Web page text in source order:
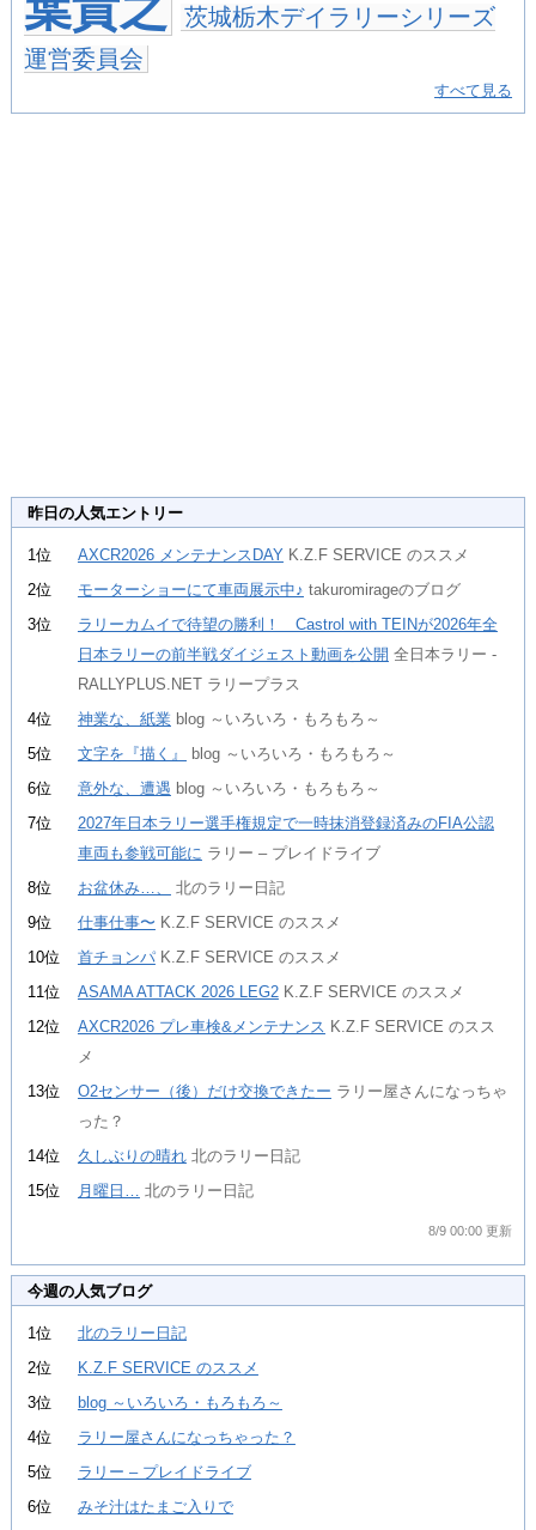
茨城栃木デイラリーシリーズ
運営委員会
すべて見る
昨日の人気エントリー
1位 AXCR2026 メンテナンスDAY K.Z.F SERVICE のススメ
2位
モーターショーにて車両展示中♪ takuromirageのブログ
3位
ラリーカムイで待望の勝利！ Castrol with TEINが2026年全
日本ラリーの前半戦ダイジェスト動画を公開 全日本ラリー -
RALLYPLUS.NET ラリープラス
4位
神業な、紙業 blog ～いろいろ・もろもろ～
5位
文字を『描く』
blog ～いろいろ・もろもろ～
6位
意外な、遭遇 blog ～いろいろ・もろもろ～
7位
2027年日本ラリー選手権規定で一時抹消登録済みのFIA公認
車両も参戦可能に ラリー – プレイドライブ
8位
お盆休み…、
北のラリー日記
9位
仕事仕事〜 K.Z.F SERVICE のススメ
10位
首チョンパ K.Z.F SERVICE のススメ
11位
ASAMA ATTACK 2026 LEG2 K.Z.F SERVICE のススメ
12位
AXCR2026 プレ車検&メンテナンス K.Z.F SERVICE のスス
メ
13位
O2センサー（後）だけ交換できたー ラリー屋さんになっちゃ
った？
14位
久しぶりの晴れ 北のラリー日記
15位
月曜日… 北のラリー日記
8/9 00:00 更新
今週の人気ブログ
1位
北のラリー日記
2位
K.Z.F SERVICE のススメ
3位
blog ～いろいろ・もろもろ～
4位
ラリー屋さんになっちゃった？
5位
ラリー – プレイドライブ
6位
みそ汁はたまご入りで